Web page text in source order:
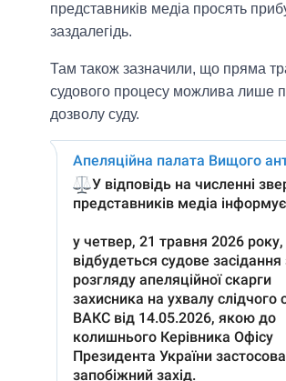
представників медіа просять
заздалегідь.
Там також зазначили, що пряма
судового процесу можлива лише
дозволу суду.